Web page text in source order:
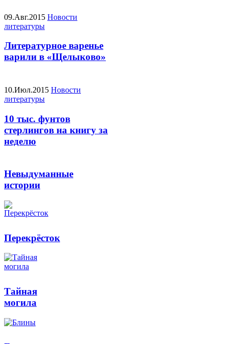
09.Авг.2015 Новости
литературы
Литературное варенье
варили в «Щелыково»
10.Июл.2015 Новости
литературы
10 тыс. фунтов
стерлингов на книгу за
неделю
Невыдуманные
истории
Перекрёсток
Тайная
могила